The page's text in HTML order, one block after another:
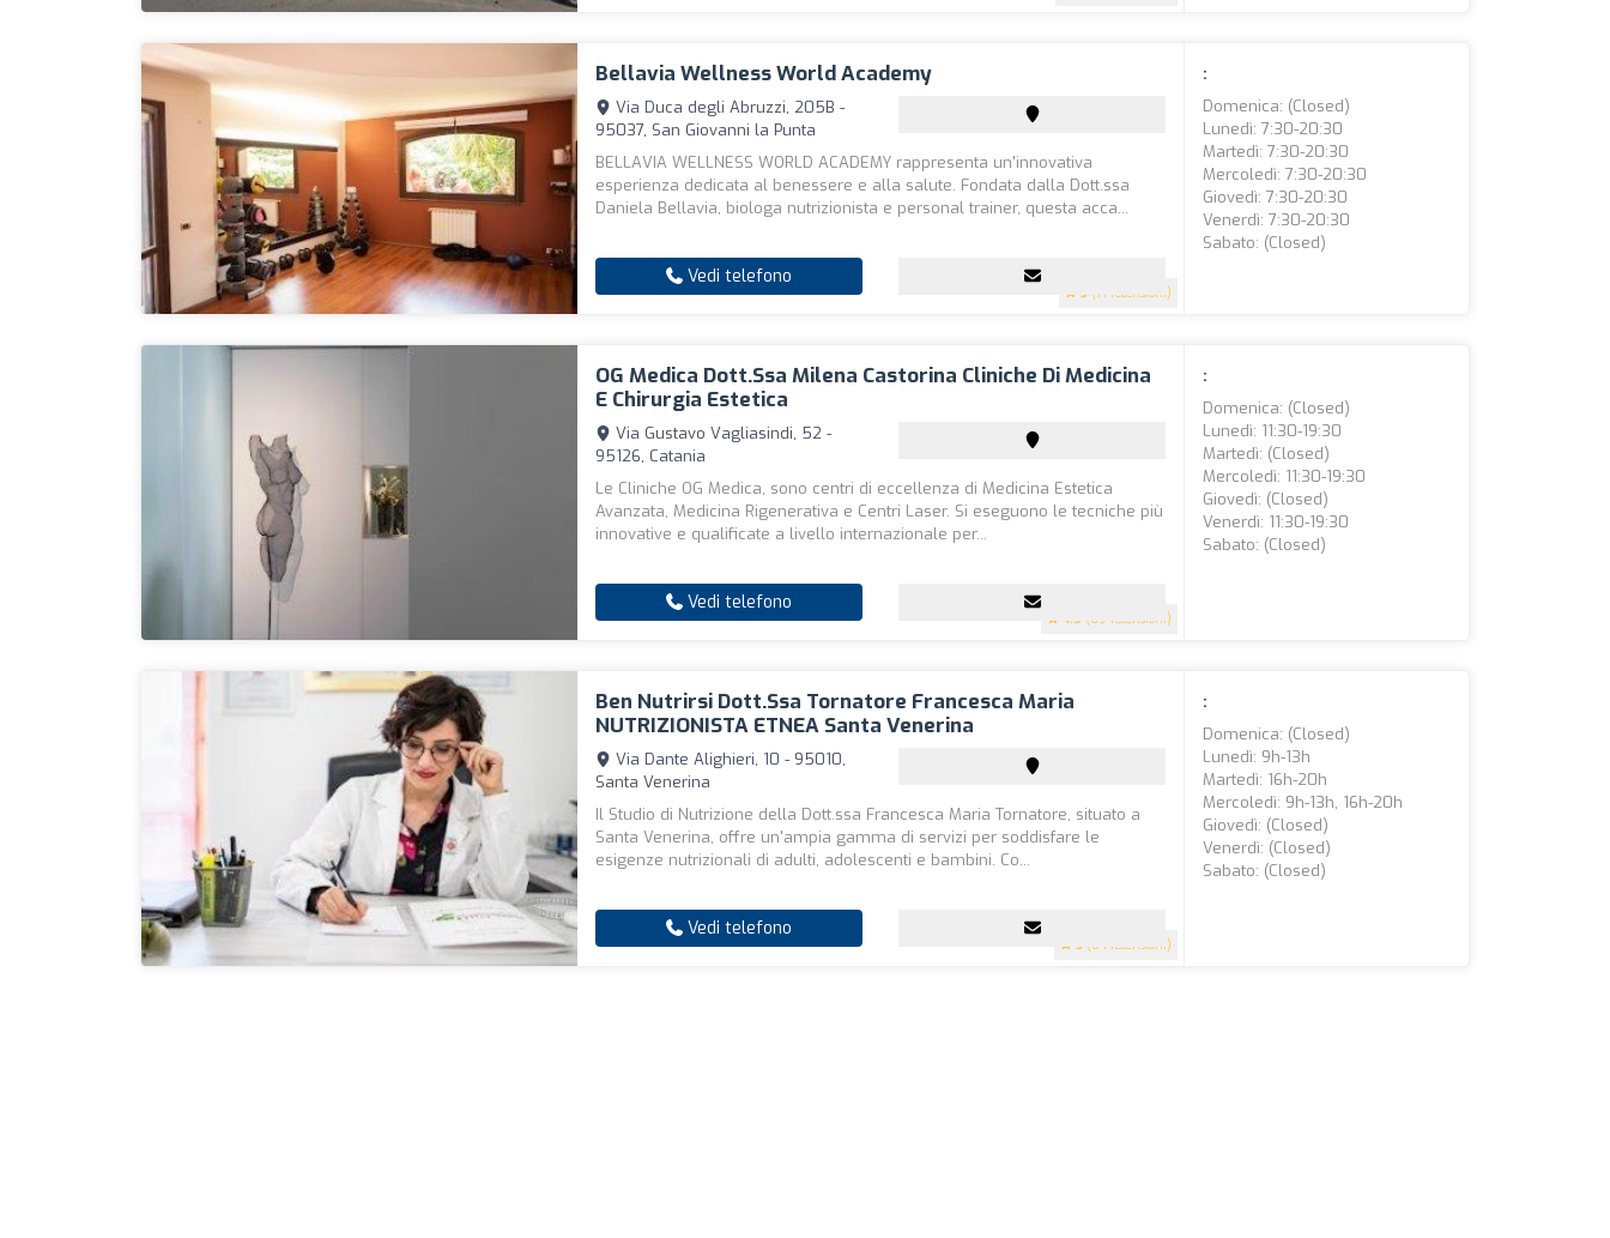
Bellavia Wellness World Academy
5 (71 recensioni)
Via Duca degli Abruzzi, 205B -
95037, San Giovanni la Punta
BELLAVIA WELLNESS WORLD ACADEMY rappresenta un'innovativa
esperienza dedicata al benessere e alla salute. Fondata dalla Dott.ssa
Daniela Bellavia, biologa nutrizionista e personal trainer, questa acca...
Vedi telefono
:
Domenica: (closed)
Lunedì: 7:30-20:30
Martedì: 7:30-20:30
Mercoledì: 7:30-20:30
Giovedì: 7:30-20:30
Venerdì: 7:30-20:30
Sabato: (closed)
OG Medica Dott.ssa Milena Castorina Cliniche Di Medicina
E Chirurgia Estetica
4.9 (69 recensioni)
Via Gustavo Vagliasindi, 52 -
95126, Catania
Le Cliniche OG Medica, sono centri di eccellenza di Medicina Estetica
Avanzata, Medicina Rigenerativa e Centri Laser. Si eseguono le tecniche più
innovative e qualificate a livello internazionale per...
Vedi telefono
:
Domenica: (closed)
Lunedì: 11:30-19:30
Martedì: (closed)
Mercoledì: 11:30-19:30
Giovedì: (closed)
Venerdì: 11:30-19:30
Sabato: (closed)
Ben Nutrirsi Dott.ssa Tornatore Francesca Maria
NUTRIZIONISTA ETNEA Santa Venerina
5 (64 recensioni)
Via Dante Alighieri, 10 - 95010,
Santa Venerina
Il Studio di Nutrizione della Dott.ssa Francesca Maria Tornatore, situato a
Santa Venerina, offre un'ampia gamma di servizi per soddisfare le
esigenze nutrizionali di adulti, adolescenti e bambini. Co...
Vedi telefono
:
Domenica: (closed)
Lunedì: 9h-13h
Martedì: 16h-20h
Mercoledì: 9h-13h, 16h-20h
Giovedì: (closed)
Venerdì: (closed)
Sabato: (closed)